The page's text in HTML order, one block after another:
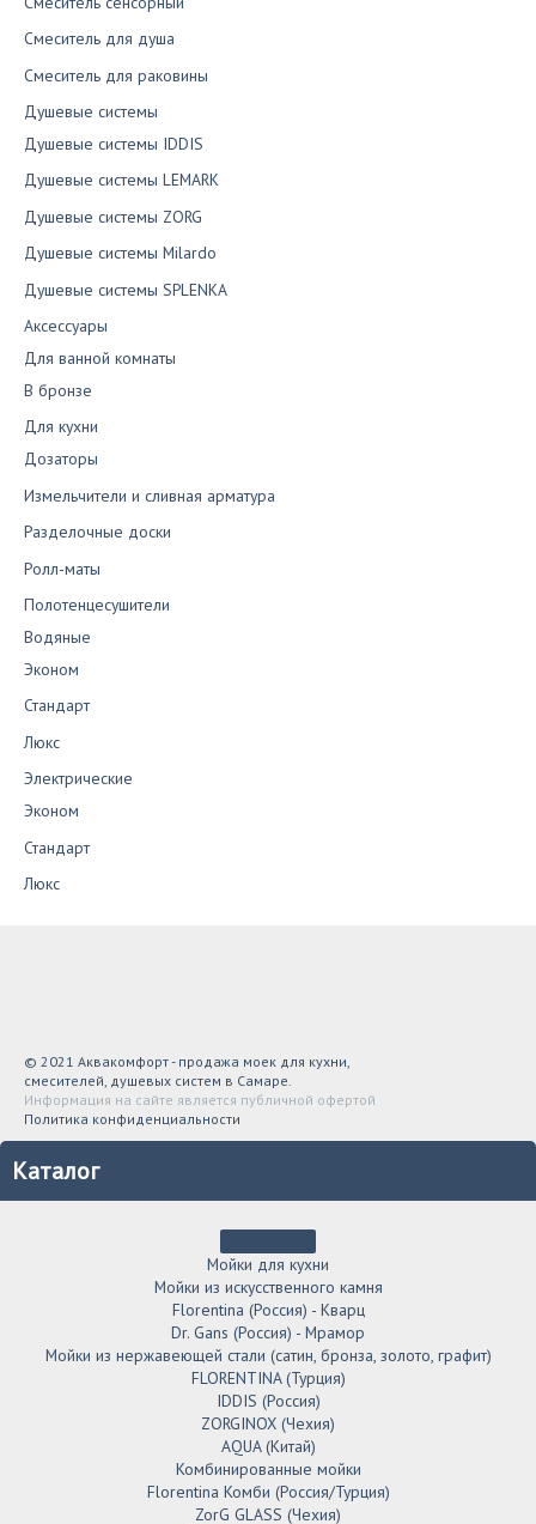
Смеситель для душа
Смеситель для раковины
Душевые системы
Душевые системы IDDIS
Душевые системы LEMARK
Душевые системы ZORG
Душевые системы Milardo
Душевые системы SPLENKA
Аксессуары
Для ванной комнаты
В бронзе
Для кухни
Дозаторы
Измельчители и сливная арматура
Разделочные доски
Ролл-маты
Полотенцесушители
Водяные
Эконом
Стандарт
Люкс
Электрические
Эконом
Стандарт
Люкс
© 2021 Аквакомфорт - продажа моек для кухни,
смесителей, душевых систем в Самаре.
Информация на сайте является публичной офертой
Политика конфиденциальности
Каталог
Мойки для кухни
Мойки из искусственного камня
Florentina (Россия) - Кварц
Dr. Gans (Россия) - Мрамор
Мойки из нержавеющей стали (сатин, бронза, золото, графит)
FLORENTINA (Турция)
IDDIS (Россия)
ZORGINOX (Чехия)
AQUA (Китай)
Комбинированные мойки
Florentina Комби (Россия/Турция)
ZorG GLASS (Чехия)